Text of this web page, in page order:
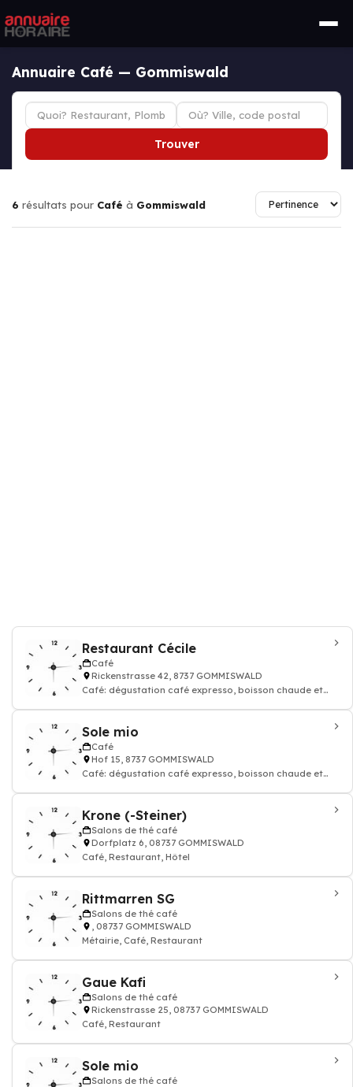
Annuaire Café — Gommiswald
Trouver
6 résultats pour Café à Gommiswald
Restaurant Cécile
Café
Rickenstrasse 42, 8737 GOMMISWALD
Café: dégustation café expresso, boisson chaude et
Sole mio
Café
Hof 15, 8737 GOMMISWALD
Café: dégustation café expresso, boisson chaude et
Krone (-Steiner)
Salons de thé café
Dorfplatz 6, 08737 GOMMISWALD
Café, Restaurant, Hôtel
Rittmarren SG
Salons de thé café
, 08737 GOMMISWALD
Métairie, Café, Restaurant
Gaue Kafi
Salons de thé café
Rickenstrasse 25, 08737 GOMMISWALD
Café, Restaurant
Sole mio
Salons de thé café